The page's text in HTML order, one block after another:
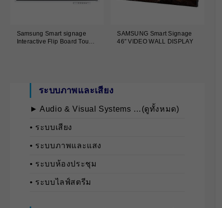
Samsung Smart signage
Interactive Flip Board Touch
SAMSUNG Smart Signage
46″ VIDEO WALL DISPLAY
ระบบภาพและเสียง
► Audio & Visual Systems …(ดูทั้งหมด)
• ระบบเสียง
• ระบบภาพและแสง
• ระบบห้องประชุม
• ระบบไลฟ์สตรีม